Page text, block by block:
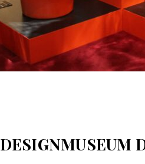
DESIGNMUSEUM